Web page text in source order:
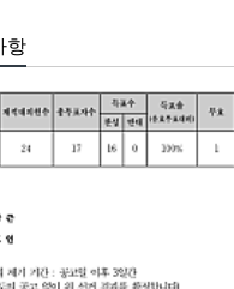
항